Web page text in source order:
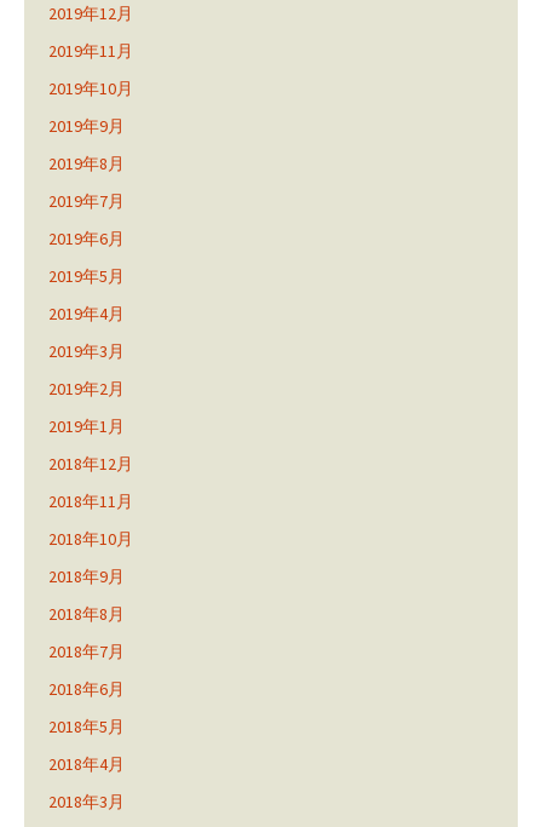
2019年12月
2019年11月
2019年10月
2019年9月
2019年8月
2019年7月
2019年6月
2019年5月
2019年4月
2019年3月
2019年2月
2019年1月
2018年12月
2018年11月
2018年10月
2018年9月
2018年8月
2018年7月
2018年6月
2018年5月
2018年4月
2018年3月